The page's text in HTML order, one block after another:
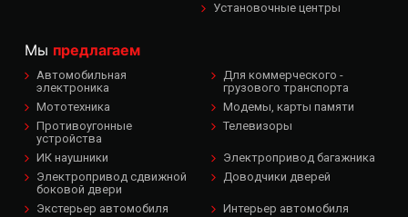
Установочные центры
Мы предлагаем
Автомобильная
электроника
Для коммерческого -
грузового транспорта
Мототехника
Модемы, карты памяти
Противоугонные
устройства
Телевизоры
ИК наушники
Электропривод багажника
Электропривод сдвижной
боковой двери
Доводчики дверей
Экстерьер автомобиля Интерьер автомобиля